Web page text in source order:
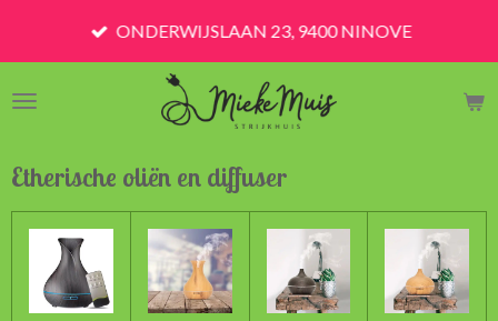
de
ONDERWIJSLAAN 23, 9400 NINOVE
Etherische oliën en diffuser